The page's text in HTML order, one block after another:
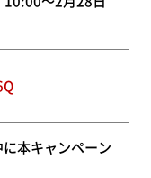
本キャンペーン